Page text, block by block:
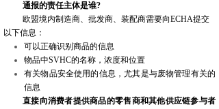
通报的责任主体是谁?
欧盟境内制造商、批发商、装配商需要向ECHA提交
以下信息：
可以正确识别商品的信息
物品中SVHC的名称，浓度和位置
有关物品安全使用的信息，尤其是与废物管理有关的
信息
直接向消费者提供商品的零售商和其他供应链参与者